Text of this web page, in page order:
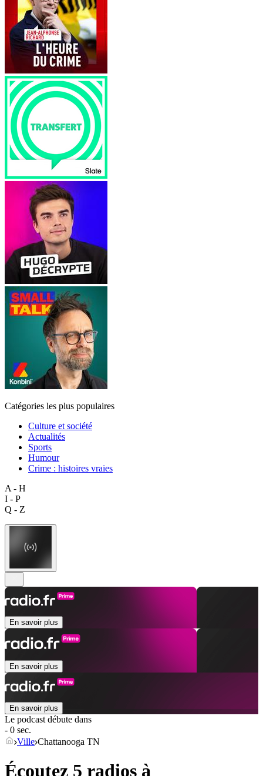
Catégories les plus populaires
Culture et société
Actualités
Sports
Humour
Crime : histoires vraies
A - H
I - P
Q - Z
En savoir plus
En savoir plus
En savoir plus
Le podcast débute dans
- 0 sec.
Ville Chattanooga TN
Écoutez 5 radios à